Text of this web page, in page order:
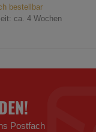
bestellbar
ca. 4 Wochen
Postfach